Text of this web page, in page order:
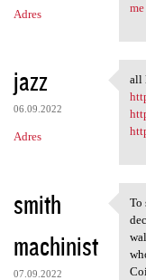
Adres
me
jazz
06.09.2022
Adres
all
all
smith
machinist
07.09.2022
To
To